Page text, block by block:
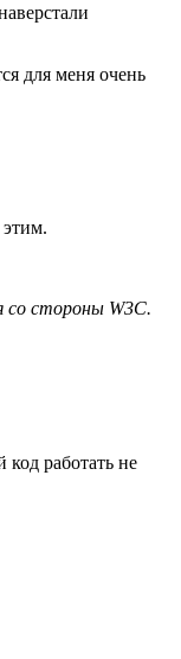
для меня очень
со стороны W3C.
работать не